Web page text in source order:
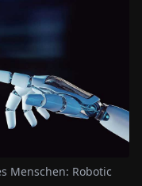
Menschen: Robotic